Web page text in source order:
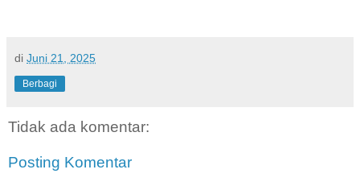
di Juni 21, 2025
Berbagi
Tidak ada komentar:
Posting Komentar